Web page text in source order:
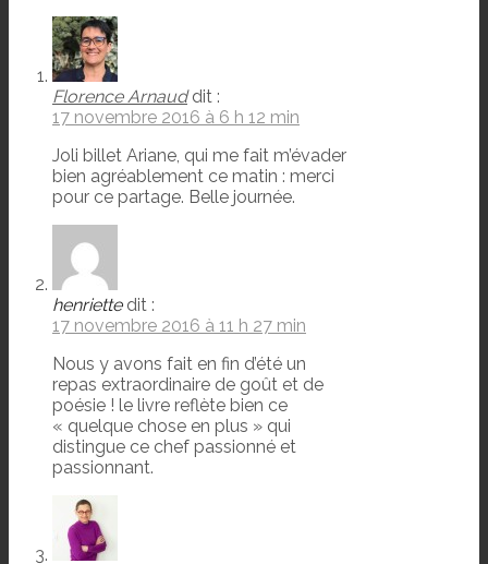
Florence Arnaud dit :
17 novembre 2016 à 6 h 12 min
Joli billet Ariane, qui me fait m’évader
bien agréablement ce matin : merci
pour ce partage. Belle journée.
henriette dit :
17 novembre 2016 à 11 h 27 min
Nous y avons fait en fin d’été un
repas extraordinaire de goût et de
poésie ! le livre reflète bien ce
« quelque chose en plus » qui
distingue ce chef passionné et
passionnant.